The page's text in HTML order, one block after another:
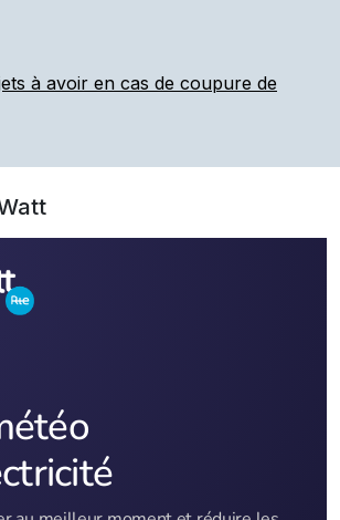
à avoir en cas de coupure de